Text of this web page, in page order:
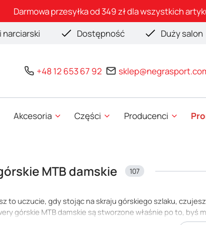
Darmowa przesyłka od 349 zł dla wszystkich
narciarski Dostępność Duży salon
+48 12 653 67 92
Akcesoria Części Producenci
MTB damskie 107
to uczucie, gdy stojąc na skraju górskiego szlaku,
górskie MTB damskie są stworzone właśnie po to,
o przygodzie, która dostarczy niezapomnianych wrażeń